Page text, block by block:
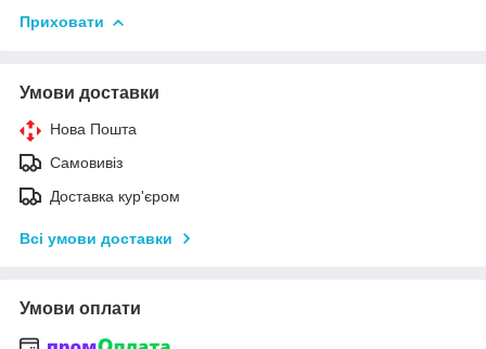
Приховати
Умови доставки
Нова Пошта
Самовивіз
Доставка кур'єром
Всі умови доставки
Умови оплати